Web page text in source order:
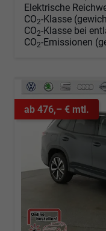
Elektrische
CO2-Klasse
CO2-Klasse bei
CO2-Emissionen
ab 476,– € mtl.